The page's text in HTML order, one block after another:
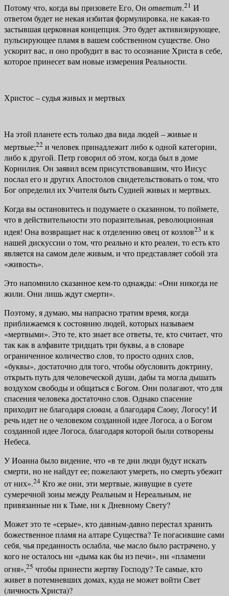
Потому что, когда вы призовете Его, Он ответит.21 И
ответом будет не некая избитая формулировка, не какая-то
застывшая церковная концепция. Это будет активизирующее,
пульсирующее пламя в вашем собственном су­ществе. Оно
ускорит вас, и оно пробудит в вас то осознание Христа в себе,
которое принесет вам новые измерения Реальности.
Христос – судья живых и мертвых
На этой планете есть только два вида людей – живые и
мертвые;22 и че­ловек принадлежит либо к одной категории,
либо к другой. Петр говорил об этом, когда был в доме
Корнилия. Он заявил всем присутствовавшим, что Иисус
послал его и других Апостолов свидетельствовать о том, что
Бог определил их Учителя быть Судией живых и мертвых.
Когда вы остановитесь и подумаете о сказанном, то поймете,
что в дей­ствительности это поразительная, революционная
идея! Она возвращает нас к отделению овец от козлов23 и к
нашей дискуссии о том, что реально и кто реален, то есть кто
является на самом деле живым, и что представляет собой эта
«живость».
Это напомнило сказанное кем-то однажды: «Они никогда не
жили. Они лишь ждут смерти».
Поэтому, я думаю, мы напрасно тратим время, когда
приближаемся к состоянию людей, которых называем
«мертвыми». Это те, кто знает все от­веты, те, кто считает, что
так как в алфавите тридцать три буквы, а в словаре
ограниченное количество слов, то просто одних слов,
«буквы», достаточно для того, чтобы обусловить доктрину,
открыть путь для человеческой души, дабы та могла дышать
воздухом свободы и общаться с Богом. Они полагают, что для
спасения человека достаточно слов. Однако спасение
приходит не благодарясловам, а благодаря Слову, Логосу! И
речь идет не о человеком созданной идее Логоса, а о Богом
созданной идее Логоса, благодаря кото­рой были сотворены
Небеса.
У Иоанна было видение, что «в те дни люди будут искать
смерти, но не найдут ее; пожелают умереть, но смерть убежит
от них».24 Кто же они, эти мертвые, живущие в суете
сумеречной зоны между Реальным и Нереаль­ным, не
привязанные ни к Тьме, ни к Дневному Свету?
Может это те «серые», кто давным-давно перестал хранить
божественное пламя на алтаре Существа? Те погасившие сами
себя, чья преданность ослаб­ла, чье масло было растрачено, у
кого не осталось ни «дыма как бы из печи», ни «пламени
огня»,25 чтобы принести жертву Господу? Те самые, кто
живет в потемневших домах, куда не может войти Свет
(личность Христа)?